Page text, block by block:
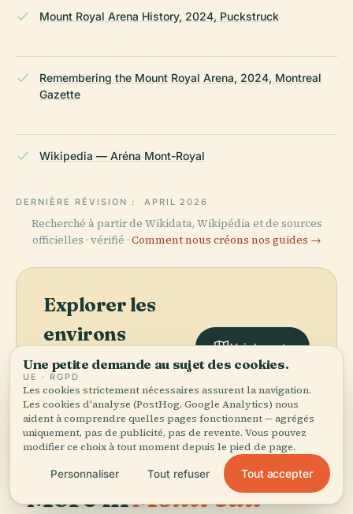
Mount Royal Arena History, 2024, Puckstruck
Remembering the Mount Royal Arena, 2024, Montreal
Gazette
Wikipedia — Aréna Mont-Royal
DERNIÈRE RÉVISION : APRIL 2026
Recherché à partir de Wikidata, Wikipédia et de sources
officielles · vérifié · Comment nous créons nos guides →
Explorer les
environs
Découvrez Aréna Mont-
Royal sur la carte et voyez
ce qu'il y a à proximité.
Voir la carte
More inMontréal.
PLACE
Une petite demande au sujet des cookies.
UE · RGPD
Les cookies strictement nécessaires assurent la navigation.
Les cookies d'analyse (PostHog, Google Analytics) nous
aident à comprendre quelles pages fonctionnent — agrégés
uniquement, pas de publicité, pas de revente. Vous pouvez
modifier ce choix à tout moment depuis le pied de page.
Personnaliser Tout refuser Tout accepter